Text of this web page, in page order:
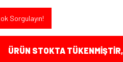
Sorgulayın!
ÜRÜN STOKTA